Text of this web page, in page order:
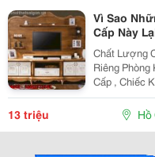
Vì Sao
Cấp Này
Hảo&Quot;
Chất Lượng
Riêng
Cấp , Chiếc
Cổ Điển
Được Trang
13 triệu Hồ